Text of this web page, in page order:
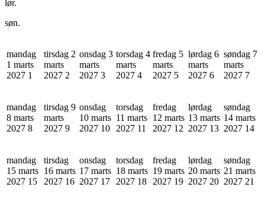
lør.
søn.
mandag
1 marts
2027 1
tirsdag 2
marts
2027 2
onsdag 3
marts
2027 3
torsdag 4
marts
2027 4
fredag 5
marts
2027 5
lørdag 6
marts
2027 6
søndag 7
marts
2027 7
mandag
8 marts
2027 8
tirsdag 9
marts
2027 9
onsdag
10 marts
2027 10
torsdag
11 marts
2027 11
fredag
12 marts
2027 12
lørdag
13 marts
2027 13
søndag
14 marts
2027 14
mandag
15 marts
2027 15
tirsdag
16 marts
2027 16
onsdag
17 marts
2027 17
torsdag
18 marts
2027 18
fredag
19 marts
2027 19
lørdag
20 marts
2027 20
søndag
21 marts
2027 21